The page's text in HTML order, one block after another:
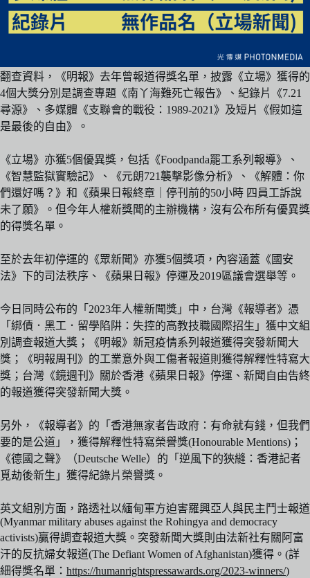
翻查資料，《明報》去年曾報道得獎名單，披露《立場》獲得的
4個大獎分別是調查專題《南丫海難死亡報告》、紀錄片《7.21
尋源》、多媒體《支聯會的戰役：1989-2021》及短片《假如這
是最後的自由》。
《立場》亦獲5個優異獎，包括《Foodpanda罷工系列報導》、
《智慧監獄實驗記》、《元朗721襲擊影像分析》、《解體：你
們還好嗎？》和《蘋果日報終章｜停刊前的50小時 四員工訴說
未了願》。但今年人權新獎聞的主辦機構，沒有公布所有優異獎
的得獎名單。
至於去年初停運的《眾新聞》亦獲5個獎項，內容涵蓋《國安
法》下的司法秩序、《蘋果日報》停運及2019區議會選舉等。
今日同時公布的「2023年人權新聞獎」中，台灣《報導者》憑
「綁債．黑工．留學陷阱：失控的高教技職國際招生」獲中文組
別調查報道大獎；《明報》新冠疫情系列報道獲得突發新聞大
獎；《明報周刊》的工業意外與工傷者報道則獲得解釋性特寫大
獎；台灣《鏡週刊》關於香港《蘋果日報》停運、新聞自由告終
的報道獲得突發新聞大獎。
另外，《報導者》的「香港無家者告政府：有命就有錢，但我們
要的是公道」，獲得解釋性特寫榮譽獎(Honourable Mentions)；
《德國之聲》（Deutsche Welle）的「逆風下的狹縫：香港記者
覓劫後新生」獲得紀錄片榮譽獎。
英文組別方面，路透社以緬甸軍方迫害羅興亞人與民主鬥士報道
(Myanmar military abuses against the Rohingya and democracy
activists)贏得調查報道大獎。突發新聞大獎則由法新社有關阿富
汗的反抗婦女報道(The Defiant Women of Afghanistan)獲得。(詳
細得獎名單： https://humanrightspressawards.org/2023-winners/)